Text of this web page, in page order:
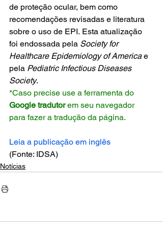
de proteção ocular, bem como
recomendações revisadas e literatura
sobre o uso de EPI. Esta atualização
foi endossada pela Society for
Healthcare Epidemiology of America e
pela Pediatric Infectious Diseases
Society.
*Caso precise use a ferramenta do
Google tradutor em seu navegador
para fazer a tradução da página.
Leia a publicação em inglês
(Fonte: IDSA)
Notícias